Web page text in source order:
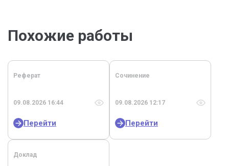
Похожие работы
Реферат
09.08.2026 16:44
Перейти
Сочинение
09.08.2026 12:17
Перейти
Доклад